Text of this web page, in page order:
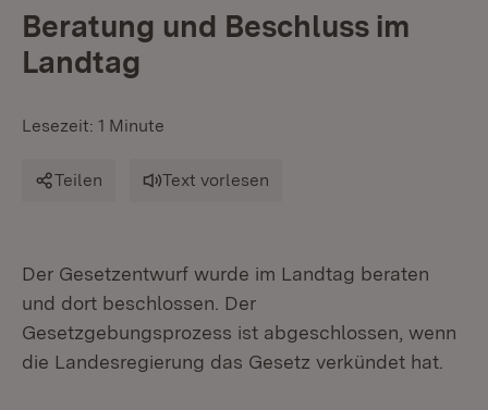
Beratung und Beschluss im
Landtag
Lesezeit: 1 Minute
Teilen Text vorlesen
Der Gesetzentwurf wurde im Landtag beraten
und dort beschlossen. Der
Gesetzgebungsprozess ist abgeschlossen, wenn
die Landesregierung das Gesetz verkündet hat.